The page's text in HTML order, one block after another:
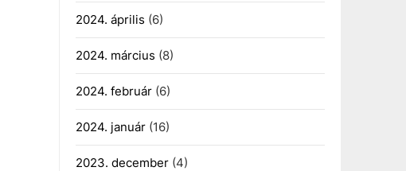
2024. április (6)
2024. március (8)
2024. február(6)
2024. január(16)
2023. december(4)